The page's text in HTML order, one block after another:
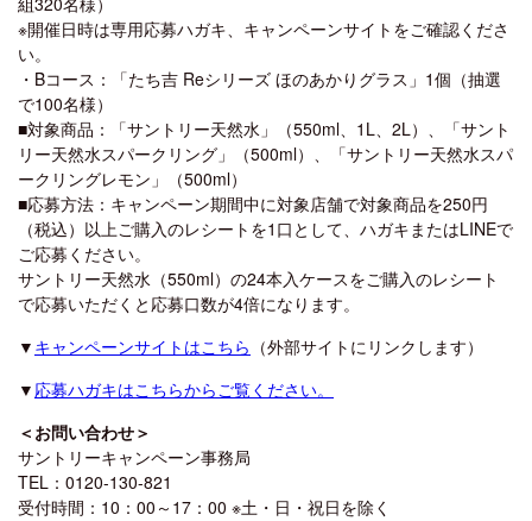
※開催日時は専用応募ハガキ、キャンペーンサイトをご確認くださ
い。
・Bコース：「たち吉 Reシリーズ ほのあかりグラス」1個（抽選
で100名様）
■対象商品：「サントリー天然水」（550ml、1L、2L）、「サント
リー天然水スパークリング」（500ml）、「サントリー天然水スパ
ークリングレモン」（500ml）
■応募方法：キャンペーン期間中に対象店舗で対象商品を250円
（税込）以上ご購入のレシートを1口として、ハガキまたはLINEで
ご応募ください。
サントリー天然水（550ml）の24本入ケースをご購入のレシート
で応募いただくと応募口数が4倍になります。
▼ キャンペーンサイトはこちら （外部サイトにリンクします）
▼ 応募ハガキはこちらからご覧ください。
＜お問い合わせ＞
サントリーキャンペーン事務局
TEL：0120-130-821
受付時間：10：00～17：00 ※土・日・祝日を除く